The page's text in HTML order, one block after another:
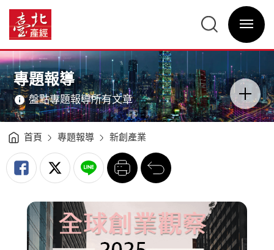
臺
北
市
臺
北
產
經
資
訊
網
臺
經
訊
網
網
站
主
單
選
單
關
主
意
境
專題報導
盤點專題報導所有文章
分
類
開
關
首頁 專題報導 新創產業
列
印
回
前
一
頁